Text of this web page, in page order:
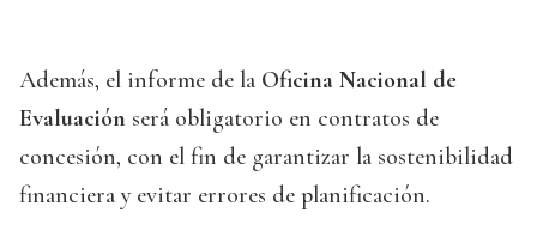
Además, el informe de la Oficina Nacional de
Evaluación será obligatorio en contratos de
concesión, con el fin de garantizar la sostenibilidad
financiera y evitar errores de planificación.